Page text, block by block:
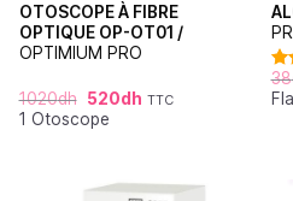
OTOSCOPE À FIBRE
OPTIQUE OP-OT01 /
OPTIMIUM PRO
1020dh 520dh TTC
1 Otoscope
38